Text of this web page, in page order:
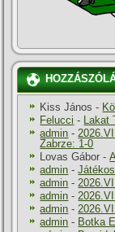
Kiss János -
Felucci - Lakat
admin -
Zabrze: 1-0
Lovas Gábor -
admin -
admin -
admin -
admin -
admin - Botka